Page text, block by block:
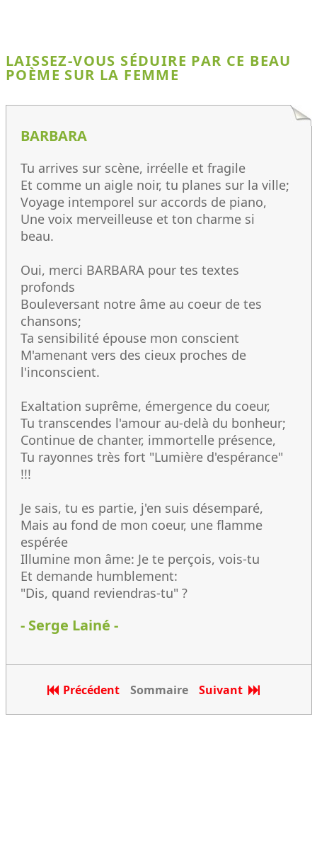
LAISSEZ-VOUS SÉDUIRE PAR CE BEAU
POÈME SUR LA FEMME
BARBARA
Tu arrives sur scène, irréelle et fragile
Et comme un aigle noir, tu planes sur la ville;
Voyage intemporel sur accords de piano,
Une voix merveilleuse et ton charme si
beau.
Oui, merci BARBARA pour tes textes
profonds
Bouleversant notre âme au coeur de tes
chansons;
Ta sensibilité épouse mon conscient
M'amenant vers des cieux proches de
l'inconscient.
Exaltation suprême, émergence du coeur,
Tu transcendes l'amour au-delà du bonheur;
Continue de chanter, immortelle présence,
Tu rayonnes très fort "Lumière d'espérance"
!!!
Je sais, tu es partie, j'en suis désemparé,
Mais au fond de mon coeur, une flamme
espérée
Illumine mon âme: Je te perçois, vois-tu
Et demande humblement:
"Dis, quand reviendras-tu" ?
- Serge Lainé -
Précédent Sommaire Suivant